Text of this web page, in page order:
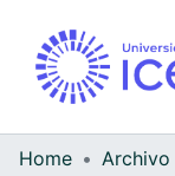
Home